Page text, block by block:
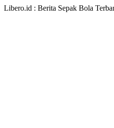
Libero.id : Berita Sepak Bola